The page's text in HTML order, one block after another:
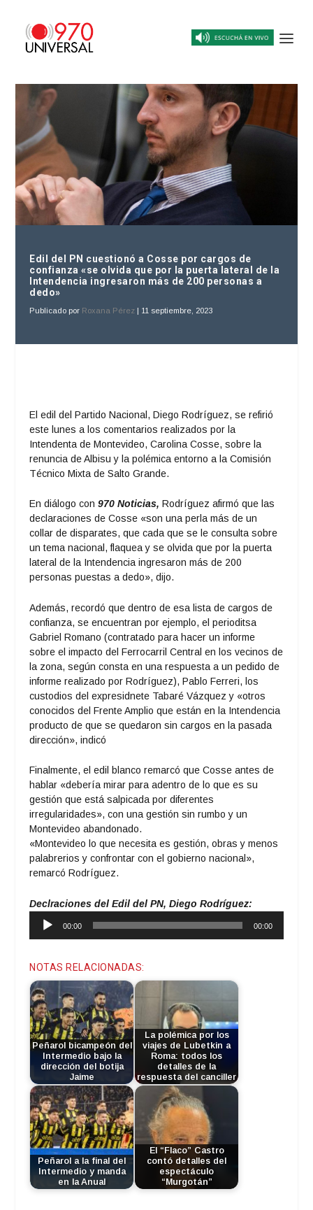
Edil del PN cuestionó a Cosse por cargos de
confianza «se olvida que por la puerta lateral de la
Intendencia ingresaron más de 200 personas a
dedo»
Publicado por Roxana Pérez | 11 septiembre, 2023
El edil del Partido Nacional, Diego Rodríguez, se refirió
este lunes a los comentarios realizados por la
Intendenta de Montevideo, Carolina Cosse, sobre la
renuncia de Albisu y la polémica entorno a la Comisión
Técnico Mixta de Salto Grande.
En diálogo con970 Noticias, Rodríguez afirmó que las
declaraciones de Cosse «son una perla más de un
collar de disparates, que cada que se le consulta sobre
un tema nacional, flaquea y se olvida que por la puerta
lateral de la Intendencia ingresaron más de 200
personas puestas a dedo», dijo.
Además, recordó que dentro de esa lista de cargos de
confianza, se encuentran por ejemplo, el perioditsa
Gabriel Romano (contratado para hacer un informe
sobre el impacto del Ferrocarril Central en los vecinos de
la zona, según consta en una respuesta a un pedido de
informe realizado por Rodríguez), Pablo Ferreri, los
custodios del expresidnete Tabaré Vázquez y «otros
conocidos del Frente Amplio que están en la Intendencia
producto de que se quedaron sin cargos en la pasada
dirección», indicó
Finalmente, el edil blanco remarcó que Cosse antes de
hablar «debería mirar para adentro de lo que es su
gestión que está salpicada por diferentes
irregularidades», con una gestión sin rumbo y un
Montevideo abandonado.
«Montevideo lo que necesita es gestión, obras y menos
palabrerios y confrontar con el gobierno nacional»,
remarcó Rodríguez.
Declraciones del Edil del PN, Diego Rodríguez:
Reproductor
00:00 00:00
NOTAS RELACIONADAS:
Peñarol bicampeón del
Intermedio bajo la
dirección del botija
Jaime
La polémica por los
viajes de Lubetkin a
Roma: todos los
detalles de la
respuesta del canciller
Peñarol a la final del
Intermedio y manda
en la Anual
El “Flaco” Castro
contó detalles del
espectáculo
“Murgotán”